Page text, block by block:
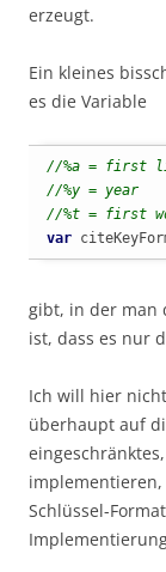
erzeugt.
Ein kleines
es die Variable
//%a = first
//%y = year
//%t = first
var
gibt, in der man
ist, dass es nur
Ich will hier
überhaupt auf
implementieren,
Schlüssel-